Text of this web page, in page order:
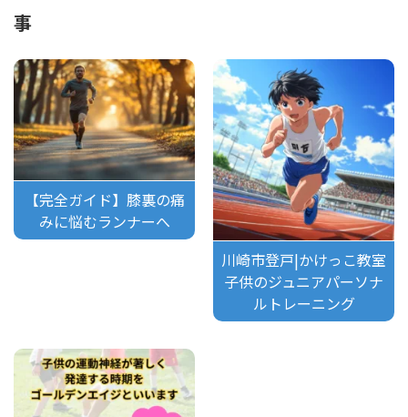
事
【完全ガイド】膝裏の痛
みに悩むランナーへ
川崎市登戸|かけっこ教室
子供のジュニアパーソナ
ルトレーニング